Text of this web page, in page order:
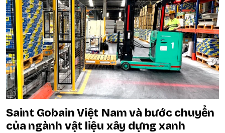
Saint Gobain Việt Nam và bước chuyển
của ngành vật liệu xây dựng xanh